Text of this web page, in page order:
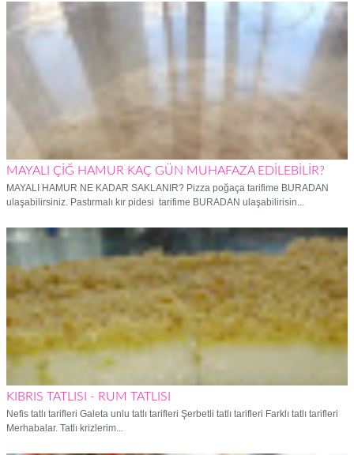
MAYALI ÇİĞ HAMUR KAÇ GÜN MUHAFAZA EDİLEBİLİR?
MAYALI HAMUR NE KADAR SAKLANIR? Pizza poğaça tarifime BURADAN
ulaşabilirsiniz. Pastırmalı kır pidesi tarifime BURADAN ulaşabilirisin...
KIBRIS TATLISI - RUM TATLISI
Nefis tatlı tarifleri Galeta unlu tatlı tarifleri Şerbetli tatlı tarifleri Farklı tatlı tarifleri
Merhabalar. Tatlı krizlerim...